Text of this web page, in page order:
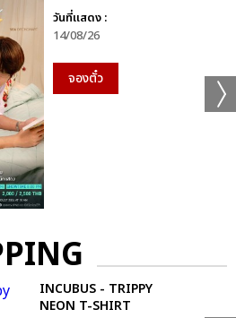
วันที่แสดง :
14/08/26
จองตั๋ว
INCUBUS - TRIPPY
NEON T-SHIRT